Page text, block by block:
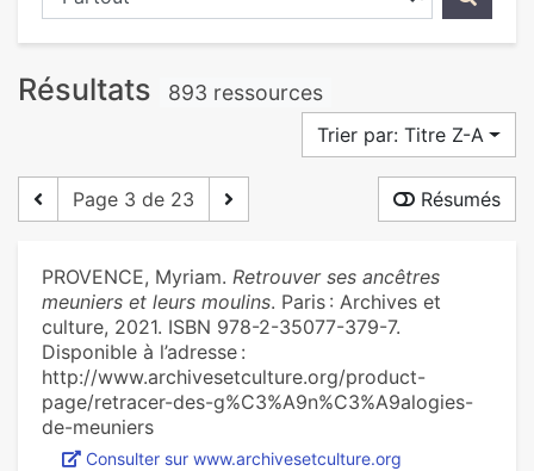
Résultats 893 ressources
Trier par: Titre Z-A
Page 3 de 23 Résumés
PROVENCE, Myriam. Retrouver ses ancêtres
meuniers et leurs moulins. Paris : Archives et
culture, 2021. ISBN 978-2-35077-379-7.
Disponible à l’adresse :
http://www.archivesetculture.org/product-
page/retracer-des-g%C3%A9n%C3%A9alogies-
de-meuniers
Consulter sur www.archivesetculture.org